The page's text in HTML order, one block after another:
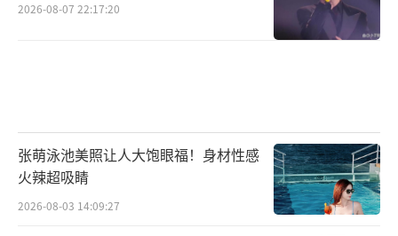
2026-08-07 22:17:20
张萌泳池美照让人大饱眼福！身材性感
火辣超吸睛
2026-08-03 14:09:27